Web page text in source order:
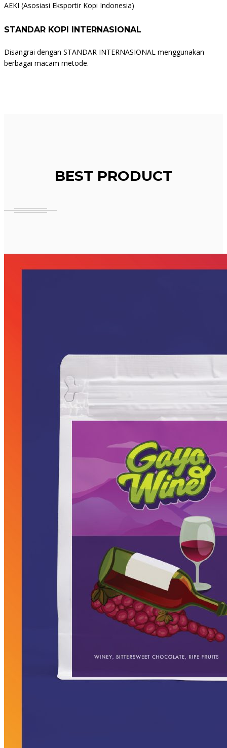
AEKI (Asosiasi Eksportir Kopi Indonesia)
STANDAR KOPI INTERNASIONAL
Disangrai dengan STANDAR INTERNASIONAL menggunakan
berbagai macam metode.
BEST PRODUCT